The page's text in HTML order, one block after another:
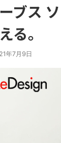
ブス
る。
年7月9日